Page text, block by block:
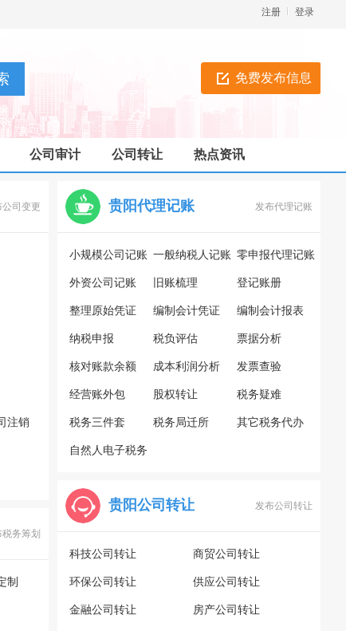
登录
注册
免费发布信息
公司审计 公司转让 热点资讯
公司变更
注销
务筹划
制
贵阳代理记账 发布代理记账
小规模公司记账 一般纳税人记账 零申报代理记账
外资公司记账 旧账梳理 登记账册
整理原始凭证 编制会计凭证 编制会计报表
纳税申报 税负评估 票据分析
核对账款余额 成本利润分析 发票查验
经营账外包 股权转让 税务疑难
税务三件套 税务局迁所 其它税务代办
自然人电子税务
贵阳公司转让 发布公司转让
科技公司转让 商贸公司转让
环保公司转让 供应公司转让
金融公司转让 房产公司转让